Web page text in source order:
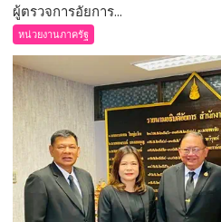
ผู้ตรวจการอัยการ...
หน่วยงานภาครัฐ